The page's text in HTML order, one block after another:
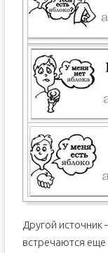
Другой
встречаются